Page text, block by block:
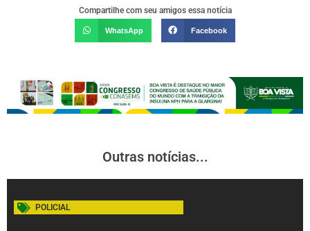
Compartilhe com seu amigos essa notícia
WhatsApp Facebook
Outras notícias...
POLICIAL